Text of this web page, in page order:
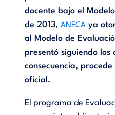
docente bajo el Modelo
de 2013, ANECAya
al Modelo de
presentó siguiendo los
consecuencia,
oficial.
El programa de